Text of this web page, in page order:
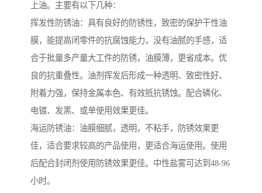
上油。主要有以下几种：
挥发性防锈油：具有良好的防锈性，致密的保护干性油
膜，能提高闭零件的抗腐蚀能力，没有油腻的手感，适
合于批量多产量大工件的防锈，油膜薄，更省成本。优
良的抗重叠性。油剂挥发后形成一种透明、致密性好、
附着力强，保持金属本色、有效抵抗锈蚀。配合磷化、
电镀、发黑、或单使用效果更佳。
海运防锈油：油膜细腻，透明，不粘手，防锈效果更
佳，适合要求较高的产品使用，更适合海运使用。使用
后配合封闭剂使用防锈效果更佳。中性盐雾可达到48-96
小时。